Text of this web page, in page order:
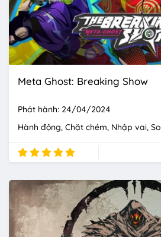
Meta Ghost: Breaking Show
Phát hành: 24/04/2024
Hành động Chặt chém Nhập vai